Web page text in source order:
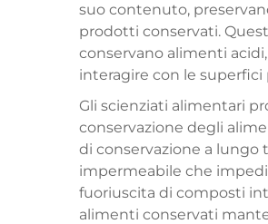
suo contenuto,
prodotti conservati.
conservano alimenti
interagire con le superfici
Gli scienziati alimentari
conservazione degli
di conservazione a lungo
impermeabile che
fuoriuscita di composti
alimenti conservati